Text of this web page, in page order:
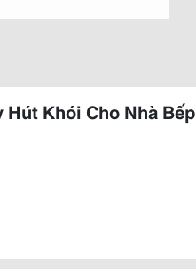
Hút Khói Cho Nhà Bếp